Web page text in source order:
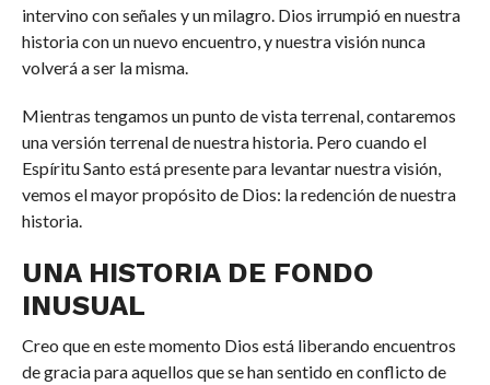
intervino con señales y un milagro. Dios irrumpió en nuestra
historia con un nuevo encuentro, y nuestra visión nunca
volverá a ser la misma.
Mientras tengamos un punto de vista terrenal, contaremos
una versión terrenal de nuestra historia. Pero cuando el
Espíritu Santo está presente para levantar nuestra visión,
vemos el mayor propósito de Dios: la redención de nuestra
historia.
UNA HISTORIA DE FONDO
INUSUAL
Creo que en este momento Dios está liberando encuentros
de gracia para aquellos que se han sentido en conflicto de